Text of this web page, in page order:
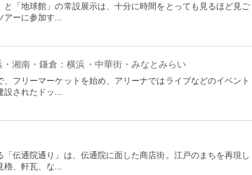
「地球館」の常設展示は、十分に時間をとっても見るほど見ご
アーに参加す...
・湘南・鎌倉：横浜・中華街・みなとみらい
フリーマーケットを始め、アリーナではライブなどのイベント
設されたドッ...
伝通院通り」は、伝通院に面した商店街。江戸のまちを再現し
櫓、軒瓦、な...